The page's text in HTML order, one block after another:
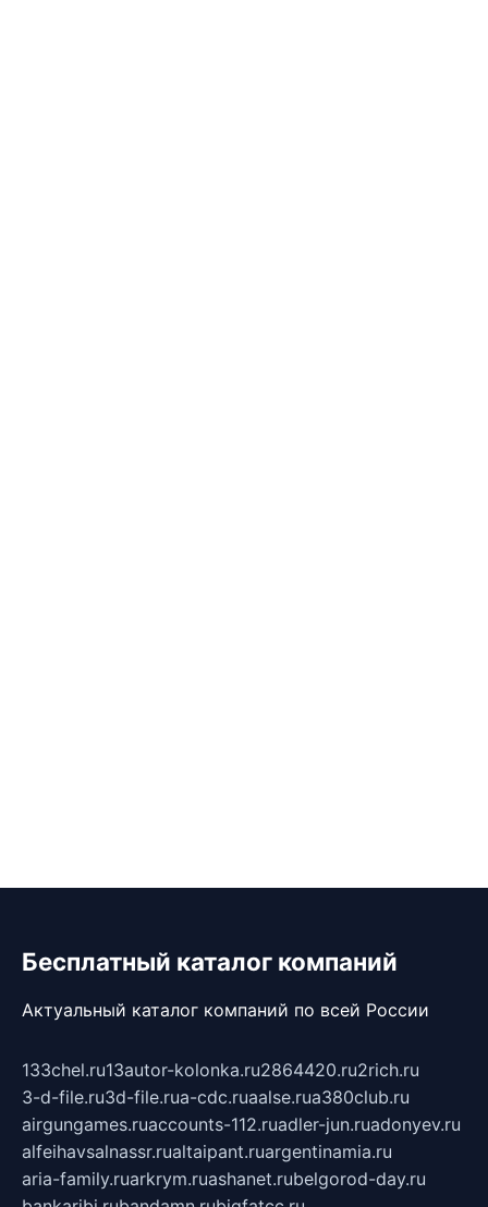
Бесплатный каталог компаний
Актуальный каталог компаний по всей России
133chel.ru13autor-kolonka.ru2864420.ru2rich.ru
3-d-file.ru3d-file.rua-cdc.ruaalse.rua380club.ru
airgungames.ruaccounts-112.ruadler-jun.ruadonyev.ru
alfeihavsalnassr.rualtaipant.ruargentinamia.ru
aria-family.ruarkrym.ruashanet.rubelgorod-day.ru